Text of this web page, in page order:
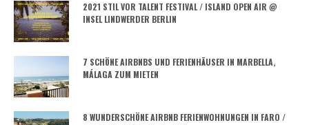
2021 STIL VOR TALENT FESTIVAL / ISLAND OPEN AIR @
INSEL LINDWERDER BERLIN
7 SCHÖNE AIRBNBS UND FERIENHÄUSER IN MARBELLA,
MÁLAGA ZUM MIETEN
8 WUNDERSCHÖNE AIRBNB FERIENWOHNUNGEN IN FARO /